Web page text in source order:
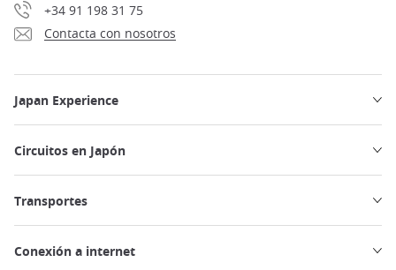
+34 91 198 31 75
Contacta con nosotros
Japan Experience
Circuitos en Japón
Transportes
Conexión a internet